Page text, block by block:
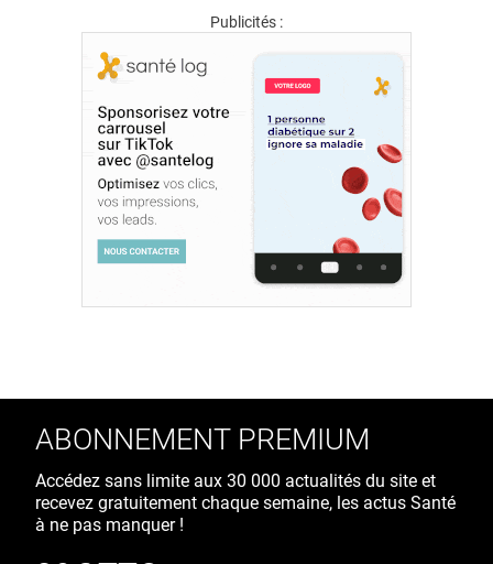
Publicités :
ABONNEMENT PREMIUM
Accédez sans limite aux 30 000 actualités du site et
recevez gratuitement chaque semaine, les actus Santé
à ne pas manquer !